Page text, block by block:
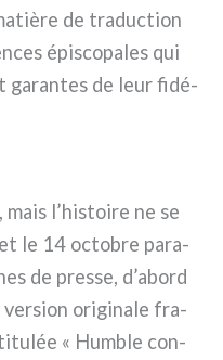
de tra­duc­tion
épi­sco­pa­les qui
garan­tes de leur fidé­
l’histoire ne se
le 14 octo­bre para­
de pres­se, d’abord
ver­sion ori­gi­na­le fra­
« Humble con­